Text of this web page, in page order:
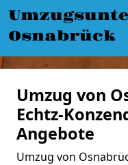
Osnabrück
Umzug von
Echtz-
Angebote
Umzug von